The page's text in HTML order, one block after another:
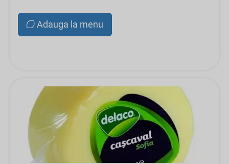
Adauga la menu